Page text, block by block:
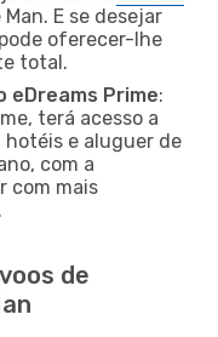
E se desejar
oferecer-lhe
total.
Prime:
terá acesso a
e aluguer de
com a
com mais
de